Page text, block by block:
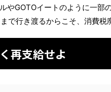
やGOTOイートのように一部
で行き渡るからこそ、消費税
再支給せよ